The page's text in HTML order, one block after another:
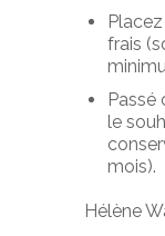
frais
Passé
le
mois).
Hélène